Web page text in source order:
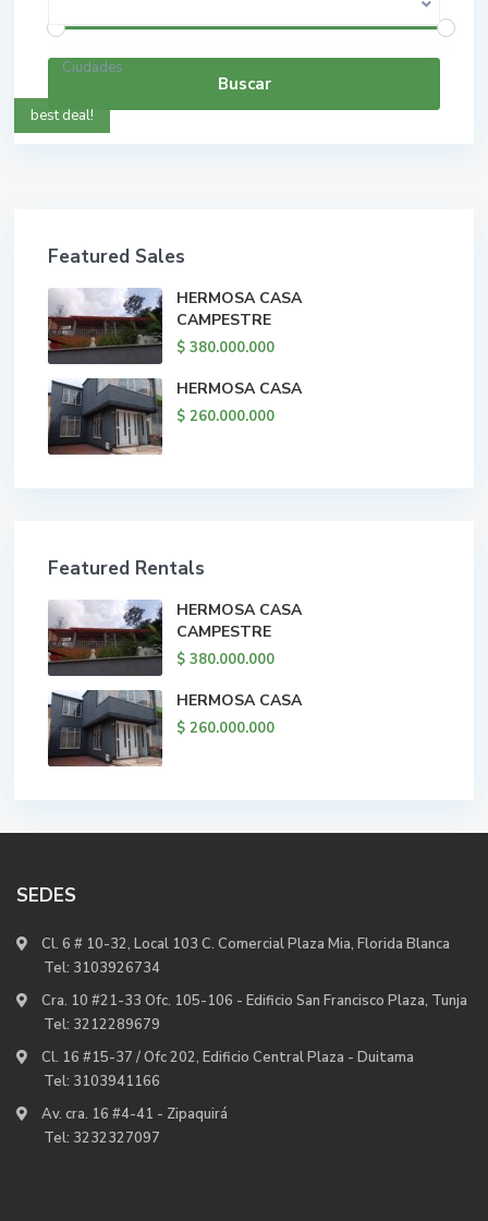
Ciudades
Buscar
best deal!
Featured Sales
HERMOSA CASA
CAMPESTRE
$ 380.000.000
HERMOSA CASA
$ 260.000.000
Featured Rentals
HERMOSA CASA
CAMPESTRE
$ 380.000.000
HERMOSA CASA
$ 260.000.000
SEDES
Cl. 6 # 10-32, Local 103 C. Comercial Plaza Mia, Florida Blanca
Tel: 3103926734
Cra. 10 #21-33 Ofc. 105-106 - Edificio San Francisco Plaza, Tunja
Tel: 3212289679
Cl. 16 #15-37 / Ofc 202, Edificio Central Plaza - Duitama
Tel: 3103941166
Av. cra. 16 #4-41 - Zipaquirá
Tel: 3232327097